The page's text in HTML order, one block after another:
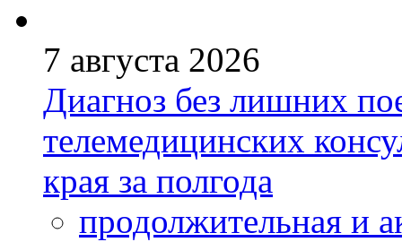
7 августа 2026
Диагноз без лишних
телемедицинских
края за полгода
продолжительная и